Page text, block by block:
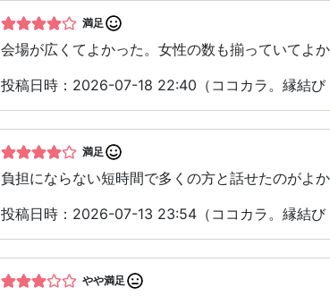
満足
会場が広くてよかった。女性の数も揃っていてよか
投稿日時：2026-07-18 22:40（ココカラ。縁結び
満足
負担にならない短時間で多くの方と話せたのがよか
投稿日時：2026-07-13 23:54（ココカラ。縁結び
やや満足